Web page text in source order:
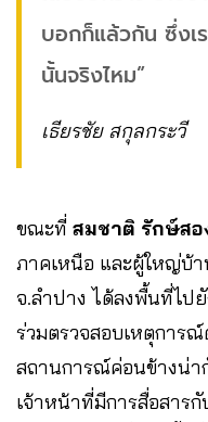
บอกก็แล้วกัน ซึ่งเร
นั้นจริงไหม”
เธียรชัย สกุลกระวี
ขณะที่ สมชาติ รักษ์ส
ภาคเหนือ และผู้ใหญ่บ้
จ.ลำปาง ได้ลงพื้นที่ไ
ร่วมตรวจสอบเหตุการ
สถานการณ์ค่อนข้างน่า
เจ้าหน้าที่มีการสื่อสาร